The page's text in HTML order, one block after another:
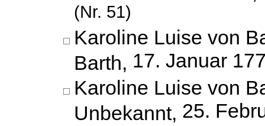
(Nr. 51)
Karoline Luise von
Barth, 17. Januar
Karoline Luise von
Unbekannt, 25.